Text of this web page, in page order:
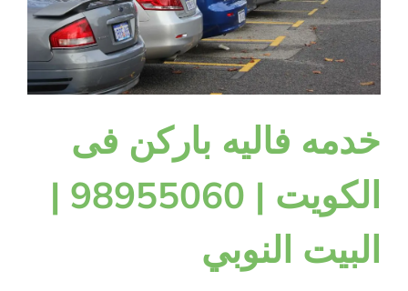
خدمه فاليه باركن فى
الكويت | 98955060 |
البيت النوبي